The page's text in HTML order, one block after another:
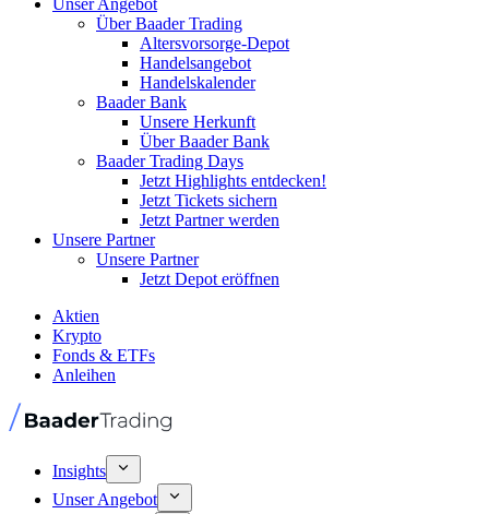
Unser Angebot
Über Baader Trading
Altersvorsorge-Depot
Handelsangebot
Handelskalender
Baader Bank
Unsere Herkunft
Über Baader Bank
Baader Trading Days
Jetzt Highlights entdecken!
Jetzt Tickets sichern
Jetzt Partner werden
Unsere Partner
Unsere Partner
Jetzt Depot eröffnen
Aktien
Krypto
Fonds & ETFs
Anleihen
Insights
Unser Angebot